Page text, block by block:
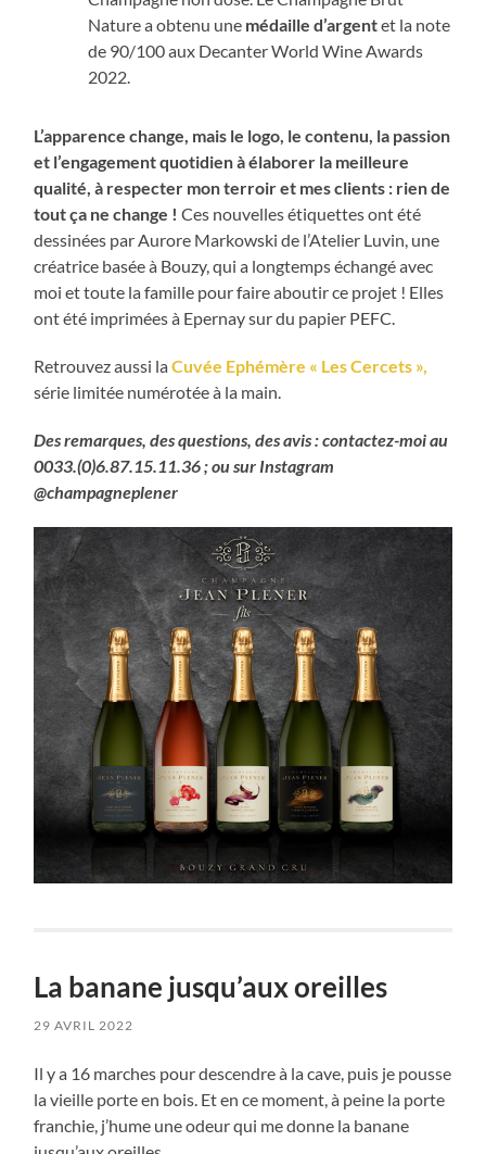
Nature a obtenu une médaille d’argentet la note
de 90/100 aux Decanter World Wine Awards
2022.
L’apparence change, mais le logo, le contenu, la passion
et l’engagement quotidien à élaborer la meilleure
qualité, à respecter mon terroir et mes clients : rien de
tout ça ne change !Ces nouvelles étiquettes ont été
dessinées par Aurore Markowski de l’Atelier Luvin, une
créatrice basée à Bouzy, qui a longtemps échangé avec
moi et toute la famille pour faire aboutir ce projet ! Elles
ont été imprimées à Epernay sur du papier PEFC.
Retrouvez aussi laCuvée Ephémère « Les Cercets »,
série limitée numérotée à la main.
Des remarques, des questions, des avis : contactez-moi au
0033.(0)6.87.15.11.36 ; ou sur Instagram
@champagneplener
La banane jusqu’aux oreilles
29 AVRIL 2022
Il y a 16 marches pour descendre à la cave, puis je pousse
la vieille porte en bois. Et en ce moment, à peine la porte
franchie, j’hume une odeur qui me donne la banane